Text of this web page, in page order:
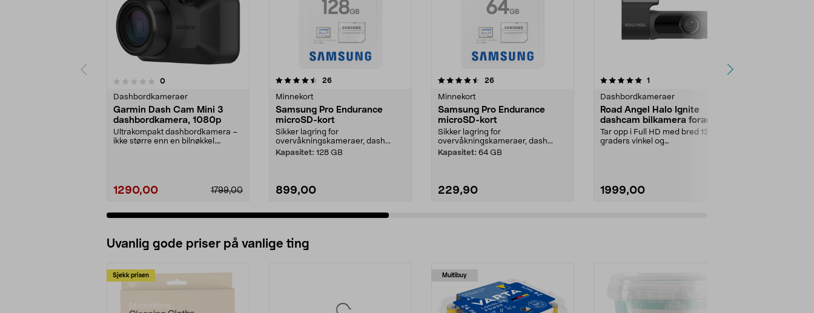
0anmeldelser
Dashbordkameraer
Garmin Dash Cam Mini 3
dashbordkamera, 1080p
Ultrakompakt dashbordkamera –
ikke større enn en bilnøkkel.
1290,00 1799,00
4.5 av 5 stjerner 26anmeldelser
Minnekort
Samsung Pro Endurance
microSD-kort
Sikker lagring for
overvåkningskameraer, dash...
Kapasitet: 128 GB
899,00
4.5 av 5 stjerner 26anmeldelser
Minnekort
Samsung Pro Endurance
microSD-kort
Sikker lagring for
overvåkningskameraer, dash...
Kapasitet: 64 GB
229,90
5.0 av 5 stjerner 1
Dashbordkameraer
Road Angel Halo Ignite
dashcam bilkamera foran
1080p
Tar opp i Full HD med bred 130-
graders vinkel og
1999,00
0.0 av 5 stjerner
Uvanlig gode priser på vanlige ting
Sjekk prisen Multibuy